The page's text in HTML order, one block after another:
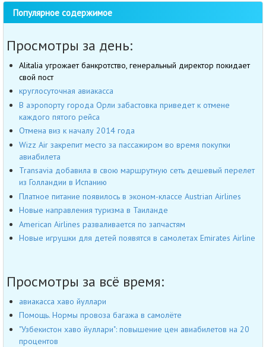
Популярное содержимое
Просмотры за день:
Alitalia угрожает банкротство, генеральный директор покидает
свой пост
круглосуточная авиакасса
В аэропорту города Орли забастовка приведет к отмене
каждого пятого рейса
Отмена виз к началу 2014 года
Wizz Air закрепит место за пассажиром во время покупки
авиабилета
Transavia добавила в свою маршрутную сеть дешевый перелет
из Голландии в Испанию
Платное питание появилось в эконом-классе Austrian Airlines
Новые направления туризма в Таиланде
American Airlines разваливается по запчастям
Новые игрушки для детей появятся в самолетах Emirates Airline
Просмотры за всё время:
авиакасса хаво йуллари
Помощь. Нормы провоза багажа в самолёте
"Узбекистон хаво йуллари": повышение цен авиабилетов на 20
процентов